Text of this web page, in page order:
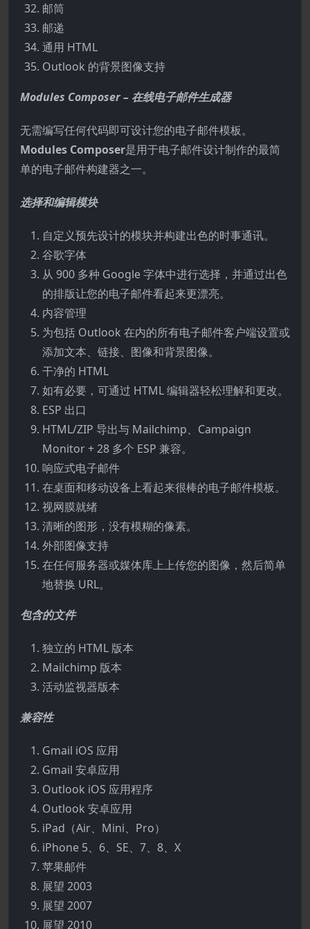
邮筒
邮递
通用 HTML
Outlook 的背景图像支持
Modules Composer – 在线电子邮件生成器
无需编写任何代码即可设计您的电子邮件模板。
Modules Composer是用于电子邮件设计制作的最简
单的电子邮件构建器之一。
选择和编辑模块
自定义预先设计的模块并构建出色的时事通讯。
谷歌字体
从 900 多种 Google 字体中进行选择，并通过出色
的排版让您的电子邮件看起来更漂亮。
内容管理
为包括 Outlook 在内的所有电子邮件客户端设置或
添加文本、链接、图像和背景图像。
干净的 HTML
如有必要，可通过 HTML 编辑器轻松理解和更改。
ESP 出口
HTML/ZIP 导出与 Mailchimp、Campaign
Monitor + 28 多个 ESP 兼容。
响应式电子邮件
在桌面和移动设备上看起来很棒的电子邮件模板。
视网膜就绪
清晰的图形，没有模糊的像素。
外部图像支持
在任何服务器或媒体库上上传您的图像，然后简单
地替换 URL。
包含的文件
独立的 HTML 版本
Mailchimp 版本
活动监视器版本
兼容性
Gmail iOS 应用
Gmail 安卓应用
Outlook iOS 应用程序
Outlook 安卓应用
iPad（Air、Mini、Pro）
iPhone 5、6、SE、7、8、X
苹果邮件
展望 2003
展望 2007
展望 2010